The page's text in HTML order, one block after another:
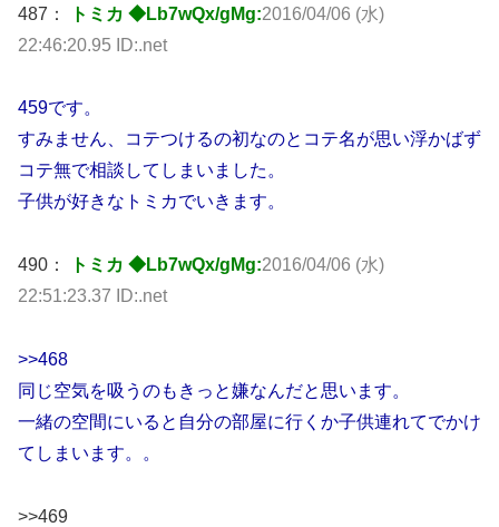
487： トミカ ◆Lb7wQx/gMg:2016/04/06 (水)
22:46:20.95 ID:.net
459です。
すみません、コテつけるの初なのとコテ名が思い浮かばず
コテ無で相談してしまいました。
子供が好きなトミカでいきます。
490： トミカ ◆Lb7wQx/gMg:2016/04/06 (水)
22:51:23.37 ID:.net
>>468
同じ空気を吸うのもきっと嫌なんだと思います。
一緒の空間にいると自分の部屋に行くか子供連れてでかけ
てしまいます。。
>>469